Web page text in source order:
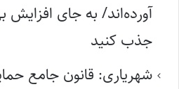
آورده‌اند/ به جای
جذب کنید
شهریاری: قانون جامع